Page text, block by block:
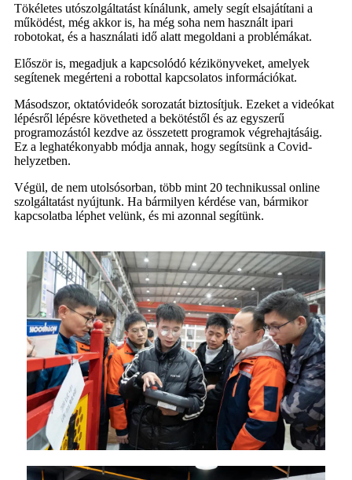
Tökéletes utószolgáltatást kínálunk, amely segít elsajátítani a
működést, még akkor is, ha még soha nem használt ipari
robotokat, és a használati idő alatt megoldani a problémákat.
Először is, megadjuk a kapcsolódó kézikönyveket, amelyek
segítenek megérteni a robottal kapcsolatos információkat.
Másodszor, oktatóvideók sorozatát biztosítjuk. Ezeket a videókat
lépésről lépésre követheted a bekötéstől és az egyszerű
programozástól kezdve az összetett programok végrehajtásáig.
Ez a leghatékonyabb módja annak, hogy segítsünk a Covid-
helyzetben.
Végül, de nem utolsósorban, több mint 20 technikussal online
szolgáltatást nyújtunk. Ha bármilyen kérdése van, bármikor
kapcsolatba léphet velünk, és mi azonnal segítünk.